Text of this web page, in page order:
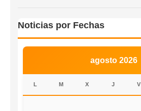
Noticias por Fechas
agosto 2026
L M X J V